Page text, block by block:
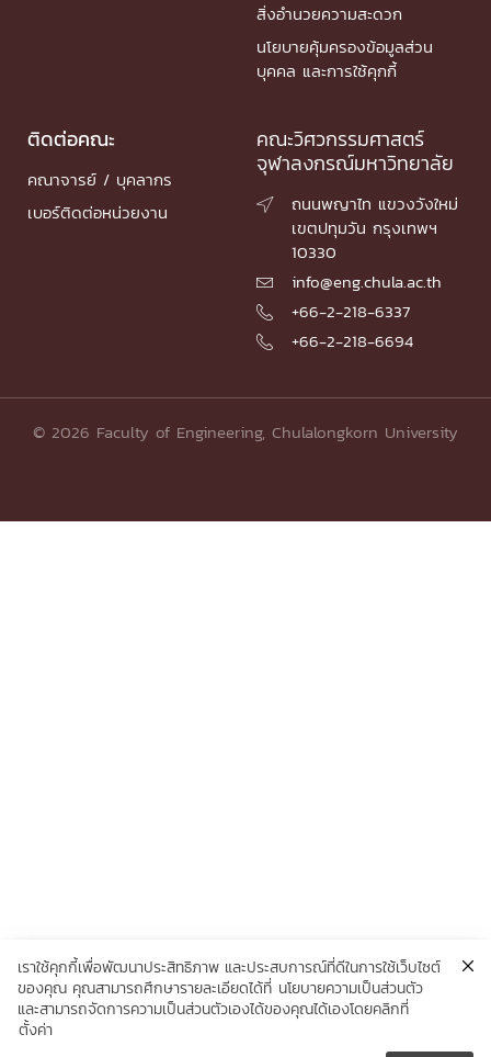
สิ่งอำนวยความสะดวก
นโยบายคุ้มครองข้อมูลส่วน
บุคคล และการใช้คุกกี้
ติดต่อคณะ
คณาจารย์ / บุคลากร
เบอร์ติดต่อหน่วยงาน
คณะวิศวกรรมศาสตร์
จุฬาลงกรณ์มหาวิทยาลัย

ถนนพญาไท แขวงวังใหม่
เขตปทุมวัน กรุงเทพฯ
10330
 info@eng.chula.ac.th
 +66-2-218-6337
 +66-2-218-6694
© 2026 Faculty of Engineering, Chulalongkorn University
เราใช้คุกกี้เพื่อพัฒนาประสิทธิภาพ และประสบการณ์ที่ดีในการใช้เว็บไซต์
ของคุณ คุณสามารถศึกษารายละเอียดได้ที่ นโยบายความเป็นส่วนตัว
และสามารถจัดการความเป็นส่วนตัวเองได้ของคุณได้เองโดยคลิกที่
ตั้งค่า